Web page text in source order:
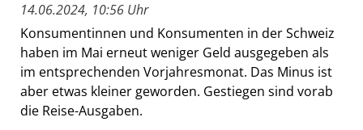
14.06.2024, 10:56 Uhr
Konsumentinnen und Konsumenten in der Schweiz
haben im Mai erneut weniger Geld ausgegeben als
im entsprechenden Vorjahresmonat. Das Minus ist
aber etwas kleiner geworden. Gestiegen sind vorab
die Reise-Ausgaben.